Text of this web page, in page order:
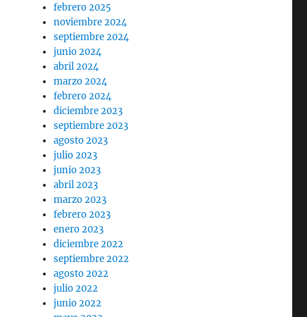
febrero 2025
noviembre 2024
septiembre 2024
junio 2024
abril 2024
marzo 2024
febrero 2024
diciembre 2023
septiembre 2023
agosto 2023
julio 2023
junio 2023
abril 2023
marzo 2023
febrero 2023
enero 2023
diciembre 2022
septiembre 2022
agosto 2022
julio 2022
junio 2022